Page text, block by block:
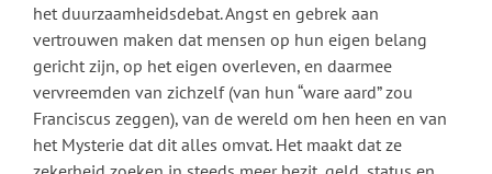
het duurzaamheidsdebat. Angst en gebrek aan
vertrouwen maken dat mensen op hun eigen belang
gericht zijn, op het eigen overleven, en daarmee
vervreemden van zichzelf (van hun “ware aard” zou
Franciscus zeggen), van de wereld om hen heen en van
het Mysterie dat dit alles omvat. Het maakt dat ze